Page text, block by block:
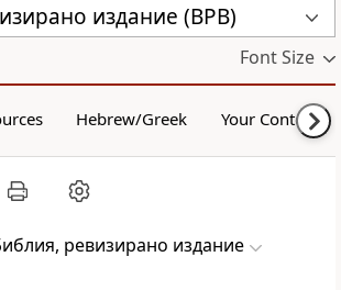
издание (BPB)
Font Size
Hebrew/Greek Your Content
ревизирано издание